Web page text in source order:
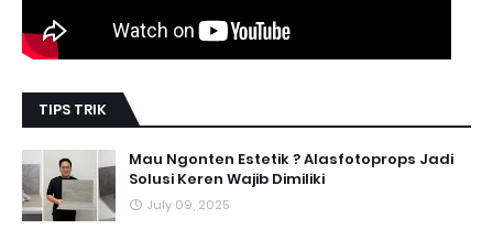
TIPS TRIK
Mau Ngonten Estetik ? Alasfotoprops Jadi
Solusi Keren Wajib Dimiliki
July 09, 2025